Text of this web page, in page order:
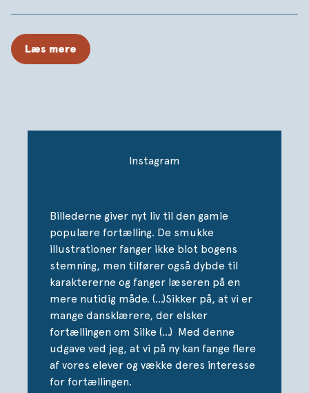
om udvikling og overgang fra ung til voksen, om løsrivelse
fra forældre og det trygge barndomsland – om at blive
Læs mere
Instagram
Billederne giver nyt liv til den gamle
populære fortælling. De smukke
illustrationer fanger ikke blot bogens
stemning, men tilfører også dybde til
karaktererne og fanger læseren på en
mere nutidig måde. (...)Sikker på, at vi er
mange dansklærere, der elsker
fortællingen om Silke (...) Med denne
udgave ved jeg, at vi på ny kan fange flere
af vores elever og vække deres interesse
for fortællingen.